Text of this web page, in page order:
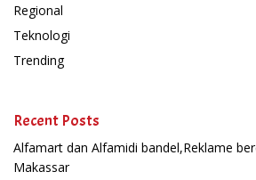
Regional
Teknologi
Trending
Recent Posts
Alfamart dan Alfamidi bandel,Reklame
Makassar